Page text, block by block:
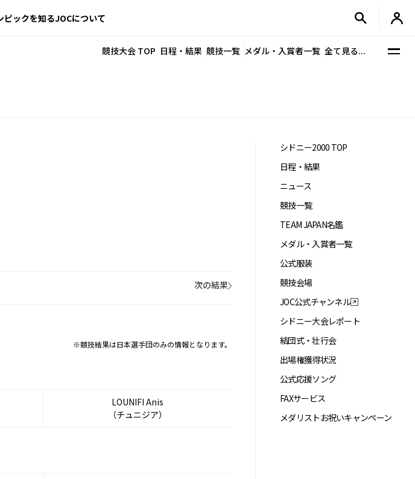
ピックを知るJOCについて
競技大会 TOP 日程・結果 競技一覧 メダル・入賞者一覧 全て見る...
次の結果
※競技結果は日本選手団のみの情報となります。
LOUNIFI Anis
（チュニジア）
シドニー2000 TOP
日程・結果
ニュース
競技一覧
TEAM JAPAN名鑑
メダル・入賞者一覧
公式服装
競技会場
JOC公式チャンネル
シドニー大会レポート
結団式・壮行会
出場権獲得状況
公式応援ソング
FAXサービス
メダリストお祝いキャンペーン